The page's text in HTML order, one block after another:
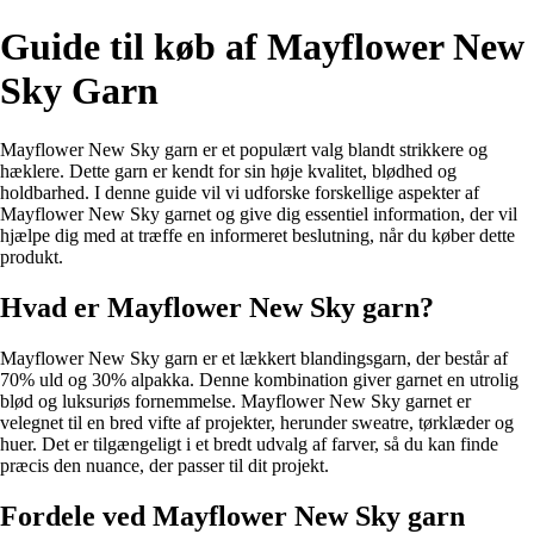
Guide til køb af Mayflower New
Sky Garn
Mayflower New Sky garn er et populært valg blandt strikkere og
hæklere. Dette garn er kendt for sin høje kvalitet, blødhed og
holdbarhed. I denne guide vil vi udforske forskellige aspekter af
Mayflower New Sky garnet og give dig essentiel information, der vil
hjælpe dig med at træffe en informeret beslutning, når du køber dette
produkt.
Hvad er Mayflower New Sky garn?
Mayflower New Sky garn er et lækkert blandingsgarn, der består af
70% uld og 30% alpakka. Denne kombination giver garnet en utrolig
blød og luksuriøs fornemmelse. Mayflower New Sky garnet er
velegnet til en bred vifte af projekter, herunder sweatre, tørklæder og
huer. Det er tilgængeligt i et bredt udvalg af farver, så du kan finde
præcis den nuance, der passer til dit projekt.
Fordele ved Mayflower New Sky garn